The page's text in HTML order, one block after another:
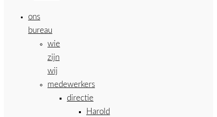
ons
bureau
wie
zijn
wij
medewerkers
directie
Harold